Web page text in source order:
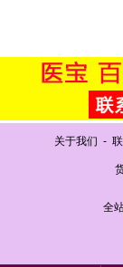
关于我们 -
全